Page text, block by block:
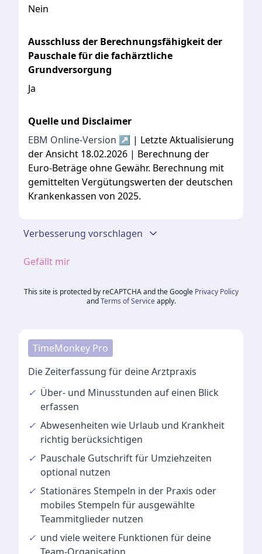
Nein
Ausschluss der Berechnungsfähigkeit der
Pauschale für die fachärztliche
Grundversorgung
Ja
Quelle und Disclaimer
EBM Online-Version ↗ | Letzte Aktualisierung
der Ansicht 18.02.2026 | Berechnung der
Euro-Beträge ohne Gewähr. Berechnung mit
gemittelten Vergütungswerten der deutschen
Krankenkassen von 2025.
Verbesserung vorschlagen
Gefällt mir
This site is protected by reCAPTCHA and the Google Privacy Policy
and Terms of Service apply.
TimeMonkey Pro
Die Zeiterfassung für deine Arztpraxis
✓ Über- und Minusstunden auf einen Blick
erfassen
✓ Abwesenheiten wie Urlaub und Krankheit
richtig berücksichtigen
✓ Pauschale Gutschriftfür Umziehzeiten
optional nutzen
✓ Stationäres Stempeln in der Praxis oder
mobiles Stempeln für ausgewählte
Teammitglieder nutzen
✓ und vieleweitere Funktionen für deine